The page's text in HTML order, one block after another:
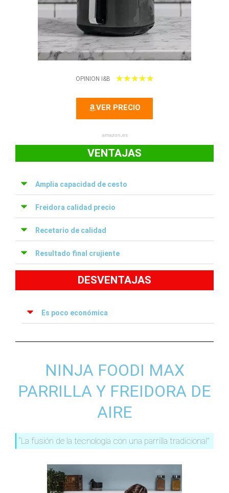
OPINION I&B ★★★★★5
VER PRECIO
amazon.es
VENTAJAS
Amplia capacidad de cesto
Freidora calidad precio
Recetario de calidad
Resultado final crujiente
DESVENTAJAS
Es poco económica
NINJA FOODI MAX
PARRILLA Y FREIDORA DE
AIRE
“La fusión de la tecnología con una parrilla tradicional”